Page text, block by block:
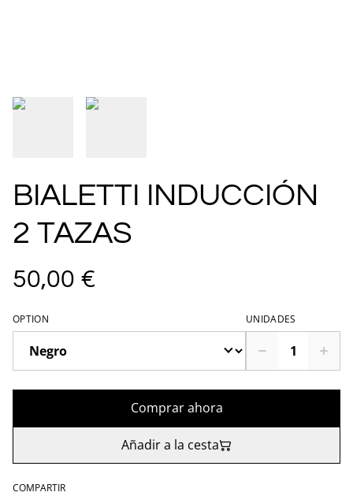
BIALETTI INDUCCIÓN
2 TAZAS
50,00 €
OPTION UNIDADES
Comprar ahora
Añadir a la cesta
COMPARTIR